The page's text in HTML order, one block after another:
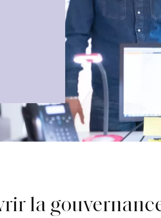
la